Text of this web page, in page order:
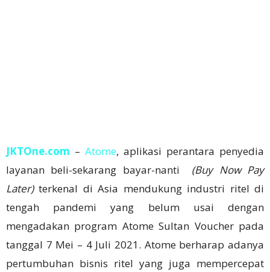
JKTOne.com – Atome, aplikasi perantara penyedia
layanan beli-sekarang bayar-nanti (Buy Now Pay
Later)terkenal di Asia mendukung industri ritel di
tengah pandemi yang belum usai dengan
mengadakan program Atome Sultan Voucher pada
tanggal 7 Mei – 4 Juli 2021. Atome berharap adanya
pertumbuhan bisnis ritel yang juga mempercepat